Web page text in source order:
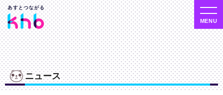
ニュース